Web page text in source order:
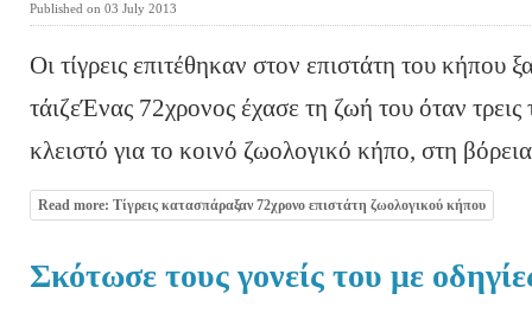
Published on 03 July 2013
Οι τίγρεις επιτέθηκαν στον επιστάτη του κήπου
τάιζεΈνας 72χρονος έχασε τη ζωή του όταν τρεις
κλειστό για το κοινό ζωολογικό κήπο, στη
Read more: Τίγρεις κατασπάραξαν 72χρονο επιστάτη ζωολογικού κήπου
Σκότωσε τους γονείς του με